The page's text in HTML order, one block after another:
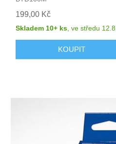
199,00 Kč
Skladem 10+ ks ,ve středu 12.8.